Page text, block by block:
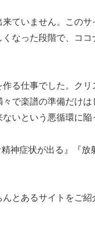
ていません。このサ
なった段階で、コ
る仕事でした。クリ
で楽譜の準備だけ
いという悪循環に陥
神症状が出る』『放
とあるサイトをご紹